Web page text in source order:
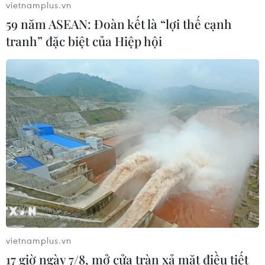
tin giả
26/07/2026 14:50
"Siêu quần thể" cá voi lưng gù đối
mặt rủi ro hàng hải
26/07/2026 10:27
"Cửa ngõ" để Việt Nam tiến vào thị
trường Tây Phi
26/07/2026 08:55
Nam Phi: Máy bay "hạ cánh" giữa
trung tâm thương mại lớn nhất
vietnamplus.vn
59 năm ASEAN: Đoàn kết là “lợi thế cạnh
tranh” đặc biệt của Hiệp hội
vietnamplus.vn
17 giờ ngày 7/8, mở cửa tràn xả mặt điều tiết